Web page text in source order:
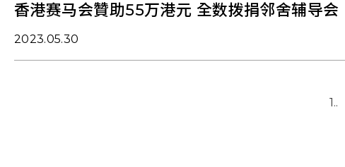
香港赛马会贊助55万港元 全数拨捐邻舍辅导会
2023.05.30
1..